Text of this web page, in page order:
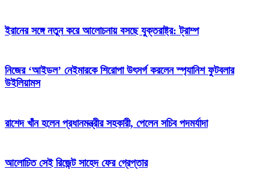
ইরানের সঙ্গে নতুন করে আলোচনায় বসছে যুক্তরাষ্ট্র: ট্রাম্প
নিজের ‘আইডল’ নেইমারকে শিরোপা উৎসর্গ করলেন স্প্যানিশ ফুটবলার
উইলিয়ামস
রাশেদ খাঁন হলেন প্রধানমন্ত্রীর সহকারী, পেলেন সচিব পদমর্যাদা
আলোচিত সেই রিজেন্ট সাহেদ ফের গ্রেপ্তার